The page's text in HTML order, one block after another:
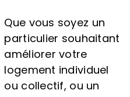
Que vous soyez un
particulier souhaitant
améliorer votre
logement individuel
ou collectif, ou un